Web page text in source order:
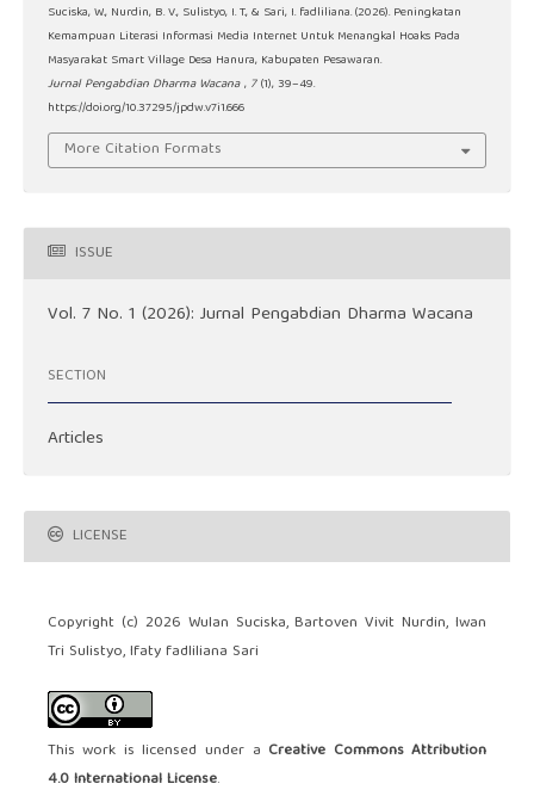
Suciska, W., Nurdin, B. V., Sulistyo, I. T., & Sari, I. fadliliana. (2026). Peningkatan
Kemampuan Literasi Informasi Media Internet Untuk Menangkal Hoaks Pada
Masyarakat Smart Village Desa Hanura, Kabupaten Pesawaran.
Jurnal Pengabdian Dharma Wacana , 7 (1), 39–49.
https://doi.org/10.37295/jpdw.v7i1.666
More Citation Formats
ISSUE
Vol. 7 No. 1 (2026): Jurnal Pengabdian Dharma Wacana
SECTION
Articles
LICENSE
Copyright (c) 2026 Wulan Suciska, Bartoven Vivit Nurdin, Iwan
Tri Sulistyo, Ifaty fadliliana Sari
This work is licensed under a Creative Commons Attribution
4.0 International License.